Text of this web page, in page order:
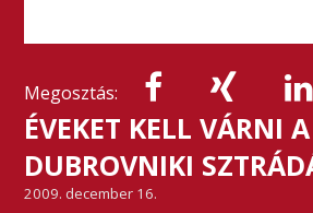
Megosztás:
ÉVEKET KELL VÁRNI A
DUBROVNIKI
2009. december 16.